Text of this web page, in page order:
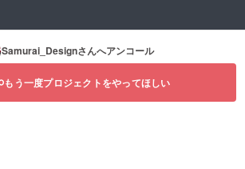
Samurai_Designさんへアンコール
もう一度プロジェクトをやってほしい